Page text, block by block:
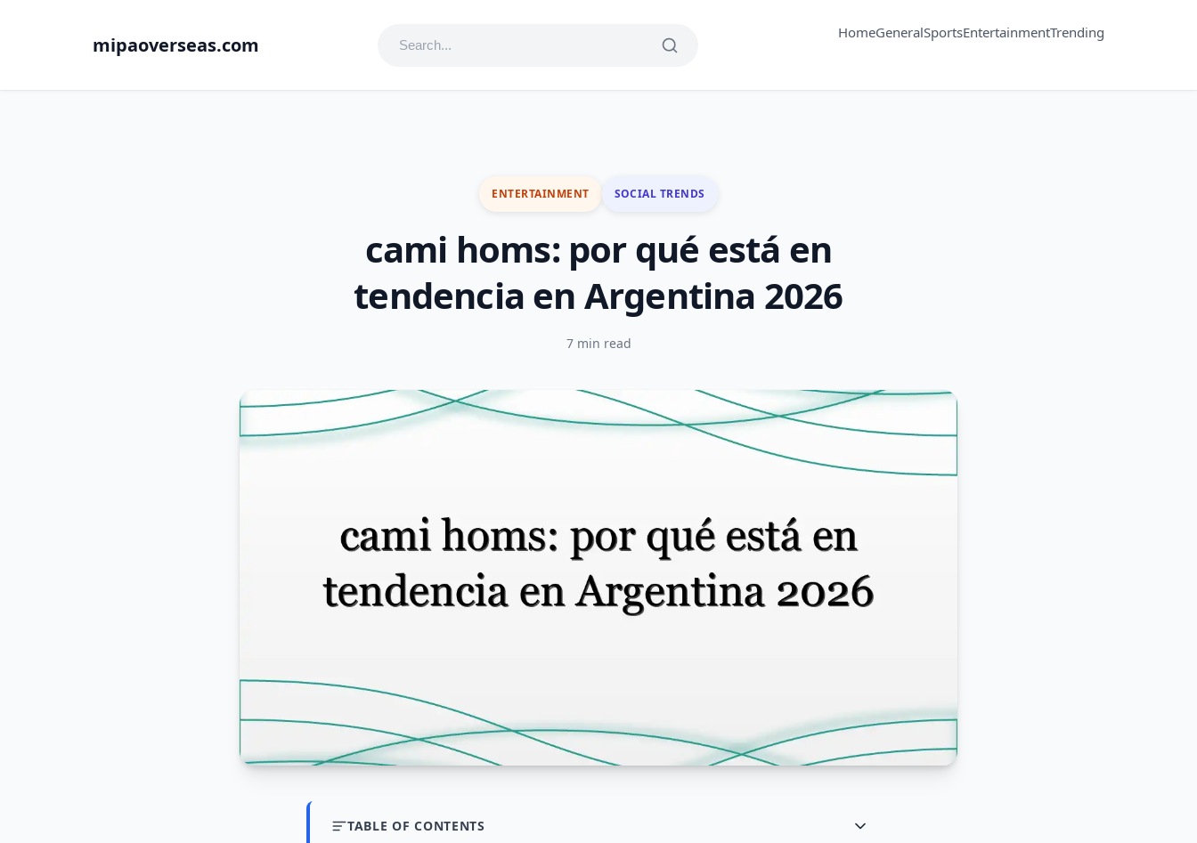
mipaoverseas.com
HomeGeneralSportsEntertainmentTrending
ENTERTAINMENT SOCIAL TRENDS
cami homs: por qué está en
tendencia en Argentina 2026
7 min read
TABLE OF CONTENTS